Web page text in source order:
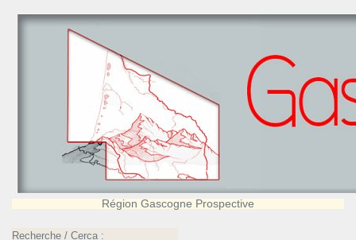
Région Gascogne Prospective
Recherche / Cerca :